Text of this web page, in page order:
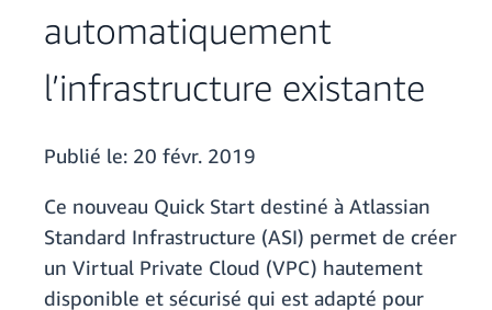
automatiquement
l’infrastructure existante
Publié le: 20 févr. 2019
Ce nouveau Quick Start destiné à Atlassian
Standard Infrastructure (ASI) permet de créer
un Virtual Private Cloud (VPC) hautement
disponible et sécurisé qui est adapté pour